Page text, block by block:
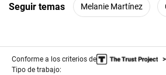
Seguir temas Melanie Martínez
Conforme a los criterios de
Tipo de trabajo: